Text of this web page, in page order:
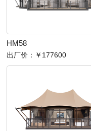
HM58
出厂价： ￥177600